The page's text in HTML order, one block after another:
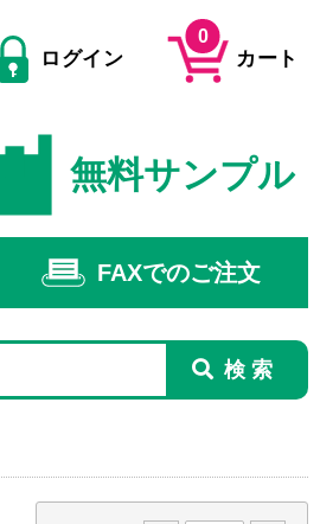
ログイン
0
カート
無料サンプル
FAXでのご注文